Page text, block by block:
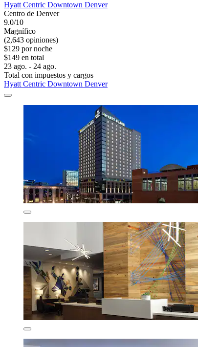
Hyatt Centric Downtown Denver
Centro de Denver
9.0/10
Magnífico
(2,643 opiniones)
$129 por noche
$149 en total
23 ago. - 24 ago.
Total con impuestos y cargos
Hyatt Centric Downtown Denver